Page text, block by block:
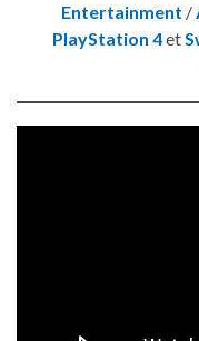
Entertainment /
PlayStation 4et